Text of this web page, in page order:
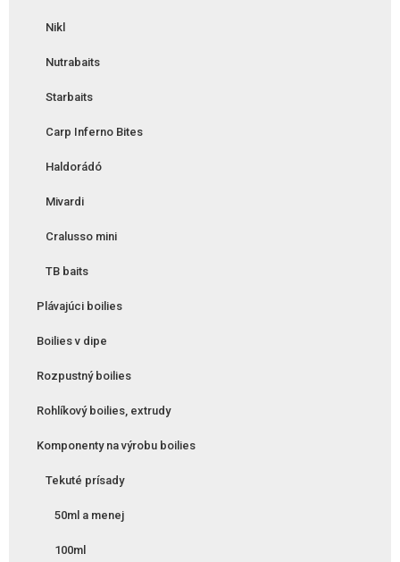
Nikl
Nutrabaits
Starbaits
Carp Inferno Bites
Haldorádó
Mivardi
Cralusso mini
TB baits
Plávajúci boilies
Boilies v dipe
Rozpustný boilies
Rohlíkový boilies, extrudy
Komponenty na výrobu boilies
Tekuté prísady
50ml a menej
100ml